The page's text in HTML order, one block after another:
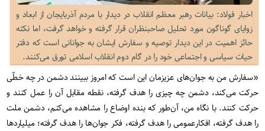
اخبار فولاد: بیانات رهبر معظم انقلاب در دیدار با مردم آذربایجان از ابعاد و
زوایای گوناگون مورد تحلیل صاحبنظران قرار گرفته و خواهد گرفت، اما نکته
حائز اهمیت در این دیدار توصیه و سفارش ایشان به جوانانی است که دفتر
حیات سیاسی و اجتماعی خود را در گام دوم انقلاب اسلامی تورق می‌کنند.
«سفارش من به جوان‌های عزیزمان این است که امروز ببینند دشمن در چه خطّی
حرکت می‌کند، دشمن چه چیزی را هدف گرفته، نقطه‌ مقابل آن را عمل کنند و
حرکت کنند. با نگاه من، آن‌‌طور که بنده اوضاع را مشاهده می‌کنم، دشمن ملت
را هدف گرفته، افکارعمومی را هدف گرفته، فکر جوان‌ها را هدف گرفته؛ میلیاردها